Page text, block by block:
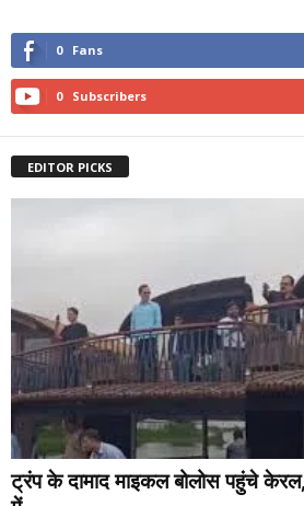
0 Fans
0 Subscribers
EDITOR PICKS
ट्रंप के दामाद माइकल बोलोस पहुंचे